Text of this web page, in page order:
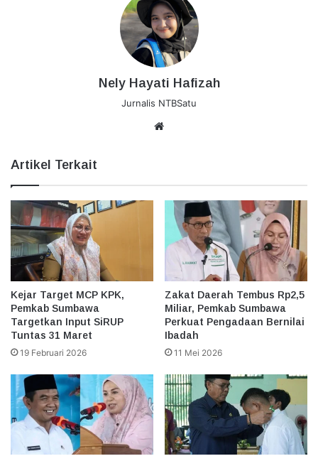
Nely Hayati Hafizah
Jurnalis NTBSatu
Artikel Terkait
Kejar Target MCP KPK,
Pemkab Sumbawa
Targetkan Input SiRUP
Tuntas 31 Maret
19 Februari 2026
Zakat Daerah Tembus Rp2,5
Miliar, Pemkab Sumbawa
Perkuat Pengadaan Bernilai
Ibadah
11 Mei 2026